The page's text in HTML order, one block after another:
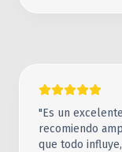
"Es un
recomiendo
que todo